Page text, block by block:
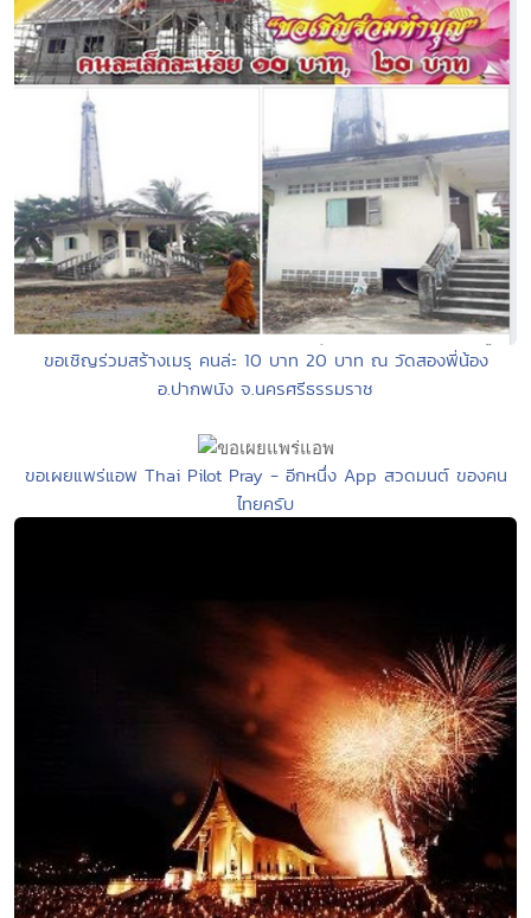
ขอเชิญร่วมสร้างเมรุ คนล่ะ 10 บาท 20 บาท ณ วัดสองพี่น้อง
อ.ปากพนัง จ.นครศรีธรรมราช
ขอเผยแพร่แอพ Thai Pilot Pray - อีกหนึ่ง App สวดมนต์ ของคน
ไทยครับ